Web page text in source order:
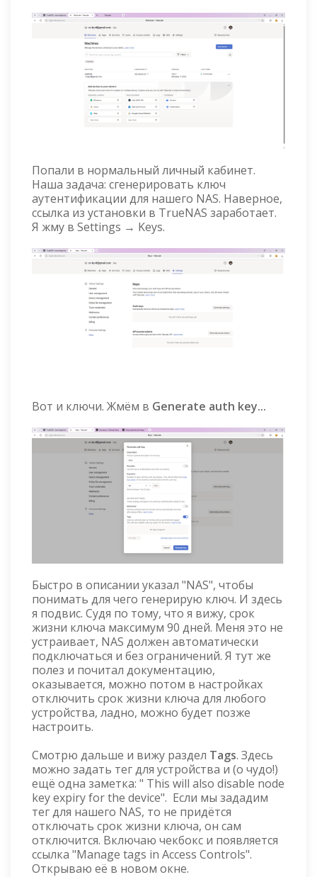
Попали в нормальный личный кабинет.
Наша задача: сгенерировать ключ
аутентификации для нашего NAS. Наверное,
ссылка из установки в TrueNAS заработает.
Я жму в Settings → Keys.
Вот и ключи. Жмём в Generate auth key...
Быстро в описании указал "NAS", чтобы
понимать для чего генерирую ключ. И здесь
я подвис. Судя по тому, что я вижу, срок
жизни ключа максимум 90 дней. Меня это не
устраивает, NAS должен автоматически
подключаться и без ограничений. Я тут же
полез и почитал документацию,
оказывается, можно потом в настройках
отключить срок жизни ключа для любого
устройства, ладно, можно будет позже
настроить.
Смотрю дальше и вижу раздел Tags. Здесь
можно задать тег для устройства и (о чудо!)
ещё одна заметка: " This will also disable node
key expiry for the device". Если мы зададим
тег для нашего NAS, то не придётся
отключать срок жизни ключа, он сам
отключится. Включаю чекбокс и появляется
ссылка "Manage tags in Access Controls".
Открываю её в новом окне.